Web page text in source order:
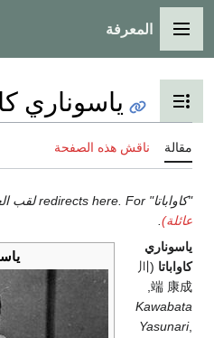
القائمة الرئيسية
المعرفة
تبديل عرض جدول المحتويات
ياسوناري
مقالة ناقش هذه الصفحة
"كاواباتا" redirects here. For لقب العائلة, see
عائلة)
ياسوناري
كاواباتا (
川
端 康成
Kawabata
Yasunari,